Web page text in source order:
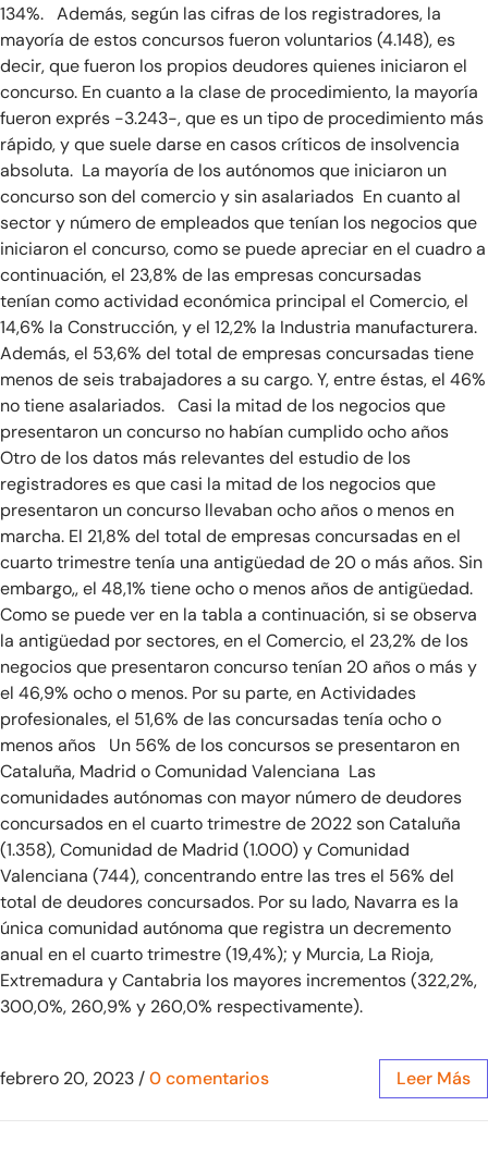
134%. Además, según las cifras de los registradores, la
mayoría de estos concursos fueron voluntarios (4.148), es
decir, que fueron los propios deudores quienes iniciaron el
concurso. En cuanto a la clase de procedimiento, la mayoría
fueron exprés -3.243-, que es un tipo de procedimiento más
rápido, y que suele darse en casos críticos de insolvencia
absoluta. La mayoría de los autónomos que iniciaron un
concurso son del comercio y sin asalariados En cuanto al
sector y número de empleados que tenían los negocios que
iniciaron el concurso, como se puede apreciar en el cuadro a
continuación, el 23,8% de las empresas concursadas
tenían como actividad económica principal el Comercio, el
14,6% la Construcción, y el 12,2% la Industria manufacturera.
Además, el 53,6% del total de empresas concursadas tiene
menos de seis trabajadores a su cargo. Y, entre éstas, el 46%
no tiene asalariados. Casi la mitad de los negocios que
presentaron un concurso no habían cumplido ocho años
Otro de los datos más relevantes del estudio de los
registradores es que casi la mitad de los negocios que
presentaron un concurso llevaban ocho años o menos en
marcha. El 21,8% del total de empresas concursadas en el
cuarto trimestre tenía una antigüedad de 20 o más años. Sin
embargo,, el 48,1% tiene ocho o menos años de antigüedad.
Como se puede ver en la tabla a continuación, si se observa
la antigüedad por sectores, en el Comercio, el 23,2% de los
negocios que presentaron concurso tenían 20 años o más y
el 46,9% ocho o menos. Por su parte, en Actividades
profesionales, el 51,6% de las concursadas tenía ocho o
menos años Un 56% de los concursos se presentaron en
Cataluña, Madrid o Comunidad Valenciana Las
comunidades autónomas con mayor número de deudores
concursados en el cuarto trimestre de 2022 son Cataluña
(1.358), Comunidad de Madrid (1.000) y Comunidad
Valenciana (744), concentrando entre las tres el 56% del
total de deudores concursados. Por su lado, Navarra es la
única comunidad autónoma que registra un decremento
anual en el cuarto trimestre (19,4%); y Murcia, La Rioja,
Extremadura y Cantabria los mayores incrementos (322,2%,
300,0%, 260,9% y 260,0% respectivamente).
febrero 20, 2023 /0 comentarios Leer Más